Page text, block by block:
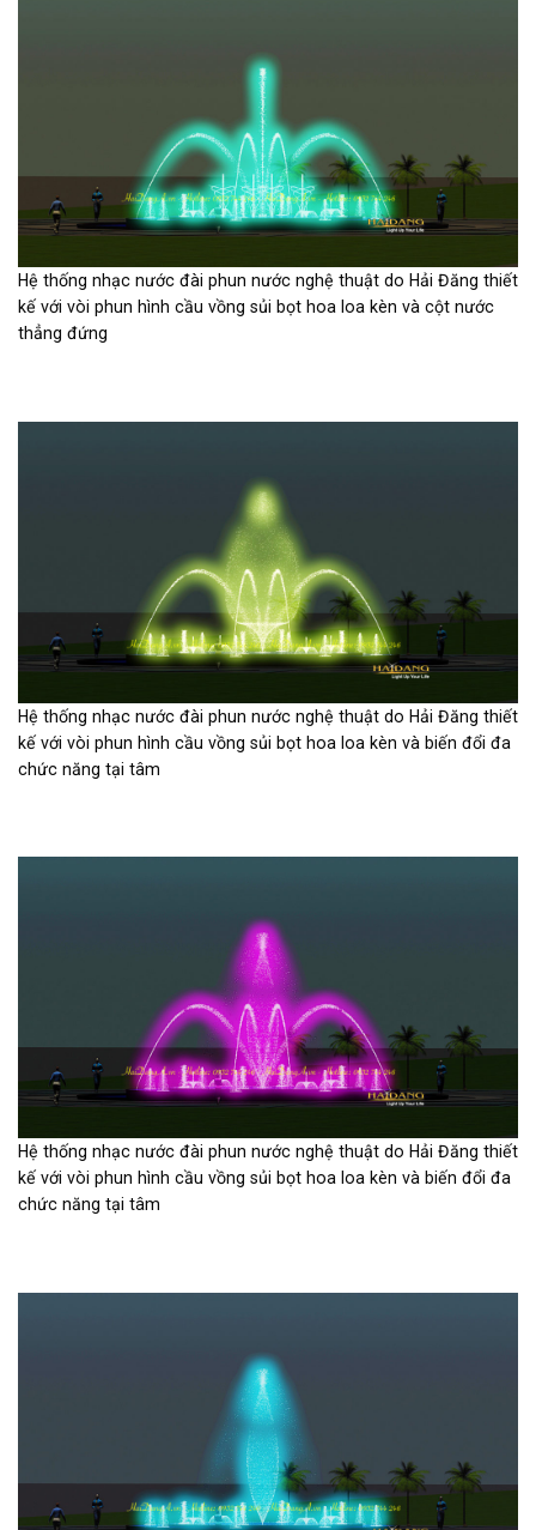
Hệ thống nhạc nước đài phun nước nghệ thuật do Hải Đăng thiết
kế với vòi phun hình cầu vồng sủi bọt hoa loa kèn và cột nước
thẳng đứng
Hệ thống nhạc nước đài phun nước nghệ thuật do Hải Đăng thiết
kế với vòi phun hình cầu vồng sủi bọt hoa loa kèn và biến đổi đa
chức năng tại tâm
Hệ thống nhạc nước đài phun nước nghệ thuật do Hải Đăng thiết
kế với vòi phun hình cầu vồng sủi bọt hoa loa kèn và biến đổi đa
chức năng tại tâm